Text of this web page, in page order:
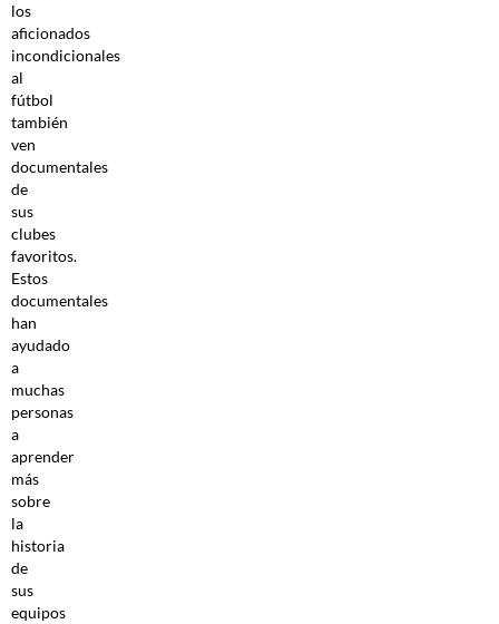
los
aficionados
incondicionales
al
fútbol
también
ven
documentales
de
sus
clubes
favoritos.
Estos
documentales
han
ayudado
a
muchas
personas
a
aprender
más
sobre
la
historia
de
sus
equipos